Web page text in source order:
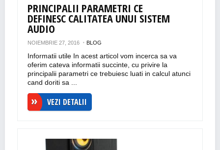
PRINCIPALII PARAMETRI CE
DEFINESC CALITATEA UNUI SISTEM
AUDIO
NOIEMBRIE 27, 2016 BLOG
Informatii utile In acest articol vom incerca sa va
oferim cateva informatii succinte, cu privire la
principalii parametri ce trebuiesc luati in calcul atunci
cand doriti sa ...
VEZI DETALII